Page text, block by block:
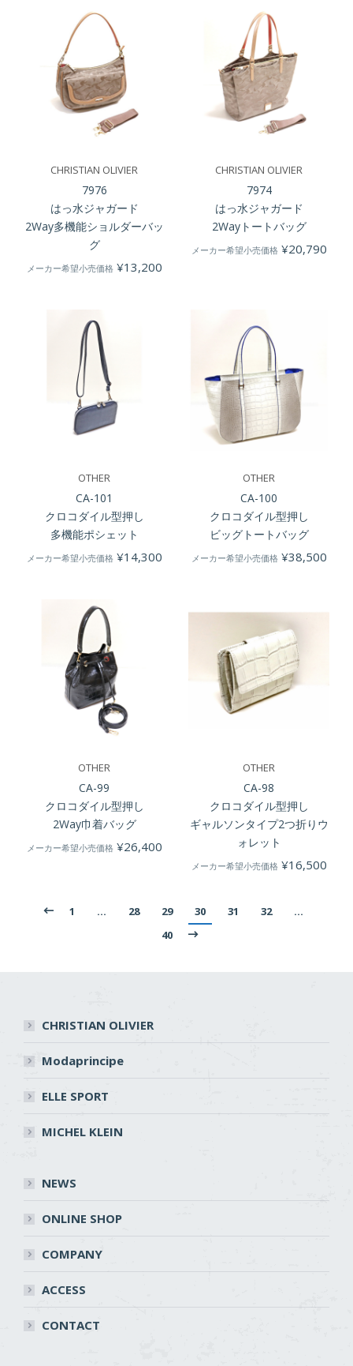
CHRISTIAN OLIVIER
7976
はっ水ジャガード
2Way多機能ショルダーバッ
グ
メーカー希望小売価格 ¥13,200
CHRISTIAN OLIVIER
7974
はっ水ジャガード
2Wayトートバッグ
メーカー希望小売価格 ¥20,790
OTHER
CA-101
クロコダイル型押し
多機能ポシェット
メーカー希望小売価格 ¥14,300
OTHER
CA-100
クロコダイル型押し
ビッグトートバッグ
メーカー希望小売価格 ¥38,500
OTHER
CA-99
クロコダイル型押し
2Way巾着バッグ
メーカー希望小売価格 ¥26,400
OTHER
CA-98
クロコダイル型押し
ギャルソンタイプ2つ折りウ
ォレット
メーカー希望小売価格 ¥16,500
1 … 28 29 30 31 32
…
40
CHRISTIAN OLIVIER
Modaprincipe
ELLE SPORT
MICHEL KLEIN
NEWS
ONLINE SHOP
COMPANY
ACCESS
CONTACT